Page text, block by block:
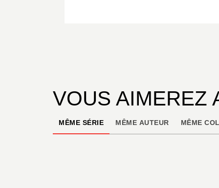
VOUS AIMEREZ
MÊME SÉRIE MÊME AUTEUR MÊME